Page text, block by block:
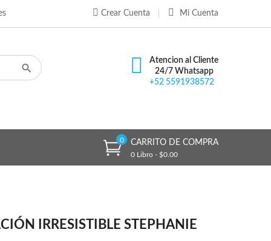
×
×
×
Mi Cuenta
Crear Cuenta
Atencion al Cliente
24/7 Whatsapp
+52 5591938572
CARRITO DE COMPRA
0 Libro - $0.00
0
IRRESISTIBLE STEPHANIE